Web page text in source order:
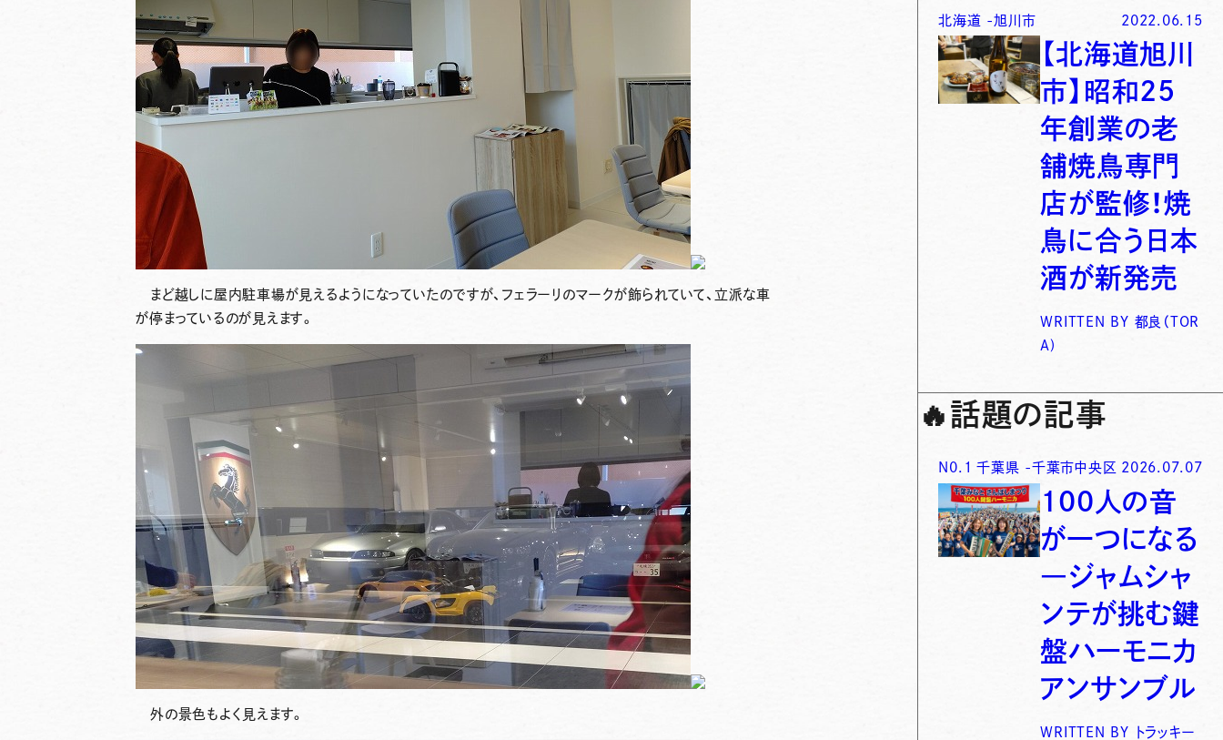
まど越しに屋内駐車場が見えるようになっていたのですが、フェラーリのマークが飾られていて、立派な車
が停まっているのが見えます。
外の景色もよく見えます。
北海道 -旭川市 2022.06.15
【北海道旭川
市】昭和25
年創業の老
舗焼鳥専門
店が監修！焼
鳥に合う日本
酒が新発売
WRITTEN BY 都良（TOR
A)
🔥 話題の記事
N0. 1 千葉県 -千葉市中央区 2026.07.07
100人の音
が一つになる
―ジャムシャ
ンテが挑む鍵
盤ハーモニカ
アンサンブル
WRITTEN BY トラッキー